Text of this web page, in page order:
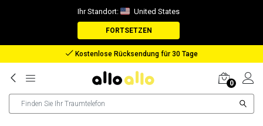
Ihr Standort: United States
FORTSETZEN
Rückerstattung bei verlorenem Paket
0